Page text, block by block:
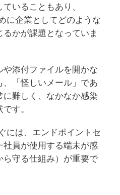
いることもあり、
に企業としてどのような
かが課題となっていま
添付ファイルを開かな
「怪しいメール」であ
難しく、なかなか感染
す。
には、エンドポイントセ
員が使用する端末が感
守る仕組み）が重要で